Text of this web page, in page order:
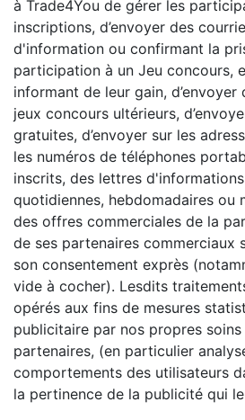
à Trade4You de gérer les
inscriptions, d’envoyer des
d'information ou confirmant la
participation à un Jeu concours,
informant de leur gain,
jeux concours ultérieurs,
gratuites, d’envoyer sur les
les numéros de téléphones
inscrits, des lettres
quotidiennes, hebdomadaires ou
des offres commerciales de la
de ses partenaires commerciaux
son consentement exprès
vide à cocher). Lesdits
opérés aux fins de mesures
publicitaire par nos propres
partenaires, (en particulier
comportements des utilisateurs
la pertinence de la publicité qui